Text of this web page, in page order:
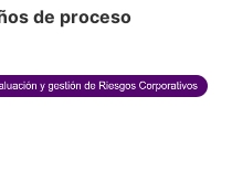
de proceso